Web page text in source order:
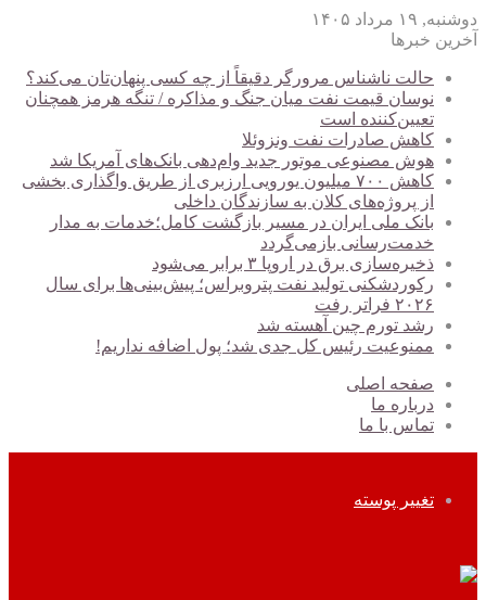
دوشنبه, ۱۹ مرداد ۱۴۰۵
آخرین خبرها
حالت ناشناس مرورگر دقیقاً از چه کسی پنهان‌تان می‌کند؟
نوسان قیمت نفت میان جنگ و مذاکره / تنگه هرمز همچنان
تعیین‌کننده است
کاهش صادرات نفت ونزوئلا
هوش مصنوعی موتور جدید وام‌دهی بانک‌های آمریکا شد
کاهش ۷۰۰ میلیون یورویی ارزبری از طریق واگذاری بخشی
از پروژه‌های کلان به سازندگان داخلی
بانک ملی ایران در مسیر بازگشت کامل؛خدمات به مدار
خدمت‌رسانی بازمی‌گردد
ذخیره‌سازی برق در اروپا ۳ برابر می‌شود
رکوردشکنی تولید نفت پتروبراس؛ پیش‌بینی‌ها برای سال
۲۰۲۶ فراتر رفت
رشد تورم چین آهسته شد
ممنوعیت رئیس کل جدی شد؛ پول اضافه نداریم!
صفحه اصلی
درباره ما
تماس با ما
تغییر پوسته